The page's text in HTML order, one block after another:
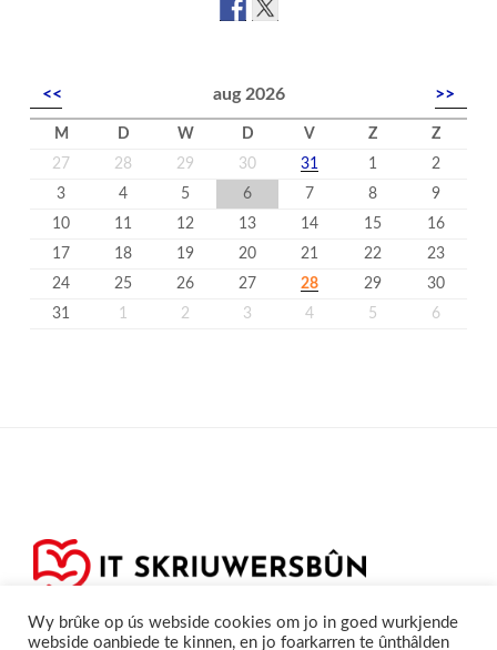
<< aug 2026 >>
M D W D V Z
Z
27
28 29 30 31 1
2
3
4 5 6 7 8
9
10
11 12 13 14 15
16
17
18 19 20 21 22
23
24
25 26 27 28 29
30
31
1 2 3 4 5 6
Wy brûke op ús webside cookies om jo in goed wurkjende
webside oanbiede te kinnen, en jo foarkarren te ûnthâlden